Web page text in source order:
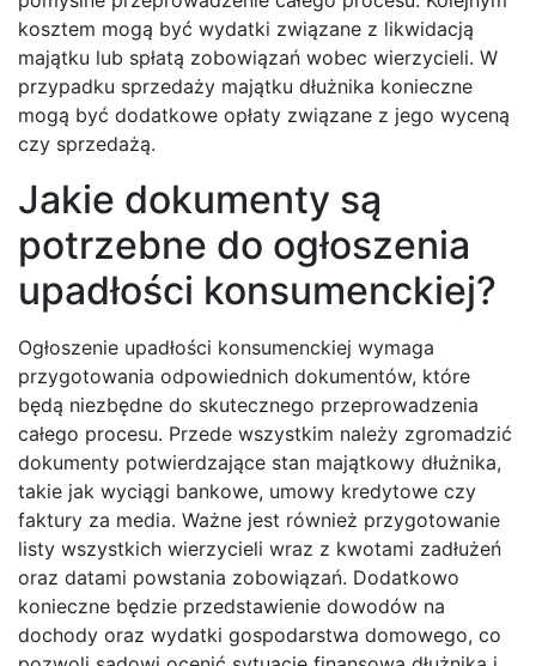
kosztem mogą być wydatki związane z likwidacją
majątku lub spłatą zobowiązań wobec wierzycieli. W
przypadku sprzedaży majątku dłużnika konieczne
mogą być dodatkowe opłaty związane z jego wyceną
czy sprzedażą.
Jakie dokumenty są
potrzebne do ogłoszenia
upadłości konsumenckiej?
Ogłoszenie upadłości konsumenckiej wymaga
przygotowania odpowiednich dokumentów, które
będą niezbędne do skutecznego przeprowadzenia
całego procesu. Przede wszystkim należy zgromadzić
dokumenty potwierdzające stan majątkowy dłużnika,
takie jak wyciągi bankowe, umowy kredytowe czy
faktury za media. Ważne jest również przygotowanie
listy wszystkich wierzycieli wraz z kwotami zadłużeń
oraz datami powstania zobowiązań. Dodatkowo
konieczne będzie przedstawienie dowodów na
dochody oraz wydatki gospodarstwa domowego, co